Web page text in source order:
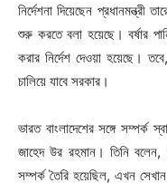
নির্দেশনা দিয়েছেন
শুরু করতে বলা হয়েছে। বর্ষার
করার নির্দেশ দেওয়া হয়েছে।
চালিয়ে যাবে সরকার।
ভারত বাংলাদেশের সঙ্গে
জাহেদ উর রহমান। তিনি
সম্পর্ক তৈরি হয়েছিল, এখন